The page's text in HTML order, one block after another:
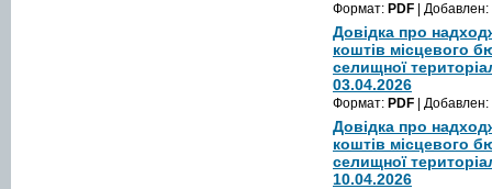
Формат: PDF | Добавлен:
Довідка про
коштів місцевого
селищної
03.04.2026
Формат: PDF | Добавлен:
Довідка про
коштів місцевого
селищної
10.04.2026